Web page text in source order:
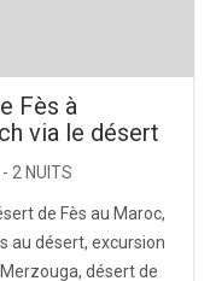
Fès à
via le désert
2 NUITS
de Fès au Maroc,
au désert, excursion
désert de